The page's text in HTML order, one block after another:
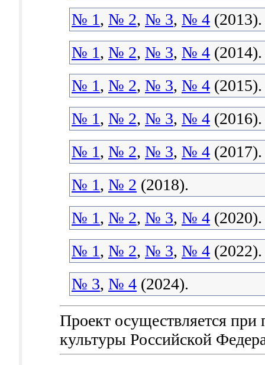
№ 1, № 2, № 3, № 4 (2013).
№ 1, № 2, № 3, № 4 (2014).
№ 1, № 2, № 3, № 4 (2015).
№ 1, № 2, № 3, № 4 (2016).
№ 1, № 2, № 3, № 4 (2017).
№ 1, № 2 (2018).
№ 1, № 2, № 3, № 4 (2020).
№ 1, № 2, № 3, № 4 (2022).
№ 3, № 4 (2024).
Проект осуществляется
культуры Российской